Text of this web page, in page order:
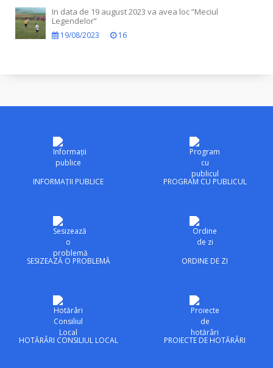
In data de 19 august 2023 va avea loc ”Meciul
Legendelor”
19/08/2023 16
INFORMAȚII PUBLICE PROGRAM CU PUBLICUL
SESIZEAZĂ O PROBLEMĂ ORDINE DE ZI
HOTĂRÂRI CONSILIUL LOCAL PROIECTE DE HOTĂRÂRI